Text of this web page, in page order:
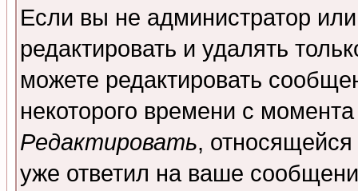
Если вы не администратор
редактировать и удалять
можете редактировать
некоторого времени с
Редактировать,
уже ответил на ваше